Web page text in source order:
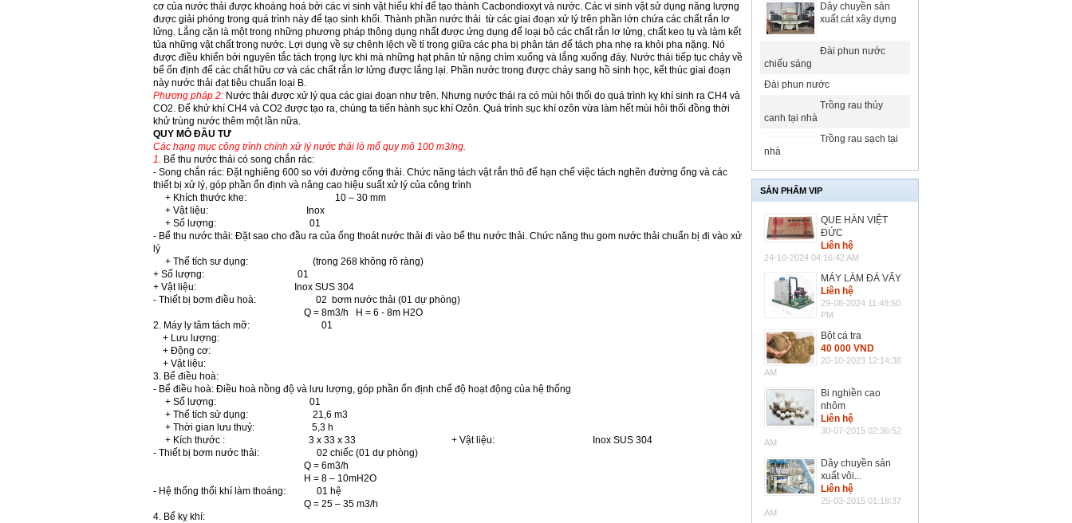
cơ của nước thải được khoáng hoá bởi các vi sinh vật hiếu khí để tạo thành Cacbondioxyt và nước. Các vi sinh vật sử dụng năng lượng
được giải phóng trong quá trình này để tạo sinh khối. Thành phần nước thải từ các giai đoạn xử lý trên phần lớn chứa các chất rắn lơ
lửng. Lắng cặn là một trong những phương pháp thông dụng nhất được ứng dụng để loại bỏ các chất rắn lơ lửng, chất keo tụ và làm kết
tủa những vật chất trong nước. Lợi dụng về sự chênh lệch về tỉ trọng giữa các pha bị phân tán để tách pha nhẹ ra khỏi pha nặng. Nó
được điều khiển bởi nguyên tắc tách trọng lực khi mà những hạt phân tử nặng chìm xuống và lắng xuống đáy. Nước thải tiếp tục chảy về
bể ổn định để các chất hữu cơ và các chất rắn lơ lửng được lắng lại. Phần nước trong được chảy sang hồ sinh học, kết thúc giai đoạn
này nước thải đạt tiêu chuẩn loại B.
Phương pháp 2: Nước thải được xử lý qua các giai đoạn như trên. Nhưng nước thải ra có mùi hôi thối do quá trình kỵ khí sinh ra CH4 và
CO2. Để khử khí CH4 và CO2 được tạo ra, chúng ta tiến hành sục khí Ozôn. Quá trình sục khí ozôn vừa làm hết mùi hôi thối đồng thời
khử trùng nước thêm một lần nữa.
QUY MÔ ĐẦU TƯ
Các hạng mục công trình chính xử lý nước thải lò mổ quy mô 100 m3/ng.
1. Bể thu nước thải có song chắn rác:
- Song chắn rác: Đặt nghiêng 600 so với đường cống thải. Chức năng tách vật rắn thô để hạn chế việc tách nghẽn đường ống và các
thiết bị xử lý, góp phần ổn định và nâng cao hiệu suất xử lý của công trình
+ Khích thước khe: 10 – 30 mm
+ Vật liệu: Inox
+ Số lượng: 01
- Bể thu nước thải: Đặt sao cho đầu ra của ống thoát nước thải đi vào bể thu nước thải. Chức năng thu gom nước thải chuẩn bị đi vào xử
lý
+ Thể tích sư dụng: (trong 268 không rõ ràng)
+ Số lượng: 01
+ Vật liệu: Inox SUS 304
- Thiết bị bơm điều hoà: 02 bơm nước thải (01 dự phòng)
Q = 8m3/h H = 6 - 8m H2O
2. Máy ly tâm tách mỡ: 01
+ Lưu lượng:
+ Động cơ:
+ Vật liệu:
3. Bể điều hoà:
- Bể điều hoà: Điều hoà nồng độ và lưu lượng, góp phần ổn định chế độ hoạt động của hệ thống
+ Số lượng: 01
+ Thể tích sử dụng: 21,6 m3
+ Thời gian lưu thuỷ: 5,3 h
+ Kích thước : 3 x 33 x 33 + Vật liệu: Inox SUS 304
- Thiết bị bơm nước thải: 02 chiếc (01 dự phòng)
Q = 6m3/h
H = 8 – 10mH2O
- Hệ thống thổi khí làm thoáng: 01 hệ
Q = 25 – 35 m3/h
4. Bể kỵ khí:
Dây chuyền sản
xuất cát xây dựng
Đài phun nước
chiếu sáng
Đài phun nước
Trồng rau thủy
canh tại nhà
Trồng rau sạch tại
nhà
SẢN PHẨM VIP
QUE HÀN VIỆT
ĐỨC
Liên hệ
24-10-2024 04:16:42 AM
MÁY LÀM ĐÁ VẨY
Liên hệ
29-08-2024 11:48:50
PM
Bột cá tra
40 000 VND
20-10-2023 12:14:38
AM
Bi nghiền cao
nhôm
Liên hệ
30-07-2015 02:36:52
AM
Dây chuyền sản
xuất vôi...
Liên hệ
25-03-2015 01:18:37
AM